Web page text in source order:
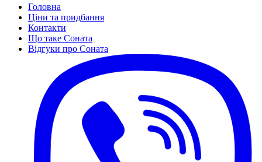
Головна
Ціни та придбання
Контакти
Що таке Соната
Відгуки про Соната